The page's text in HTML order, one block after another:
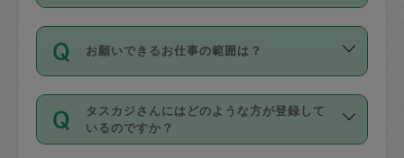
リカ、au WALLETなど）は支払にはご利
銀行振込や現金払いも対応していませ
なお、タスカジさんの交通費も、依頼料
金のご請求と合わせてお支払いとなりま
りに、一定数を超えたキャンセルは有償
（例：毎週定期の場合は３回以上のキャ
ンセルが有償（1200円、隔週定期の場合
は２回以上のキャンセルが有償（1200
ます。交通費の金額は「依頼の詳細」に
時間帯は3種類あります。いずれも１回あ
たり３時間です。
・ＡＭ ９時～１２時
・ＰＭ １３時～１６時
・夜 １８時～２１時
お願いできるお仕事の範囲は？
掃除、整理収納、洗濯、買い物、料理、
作り置きです。タスカジさんによってで
きる仕事の範囲が異なりますので、依頼
タスカジさんにはどのような方が登録して
いるのですか？